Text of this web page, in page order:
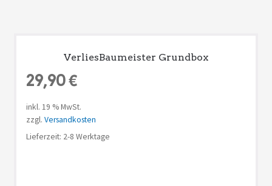
VerliesBaumeister Grundbox
29,90€
inkl. 19 % MwSt.
zzgl. Versandkosten
Lieferzeit: 2-8 Werktage